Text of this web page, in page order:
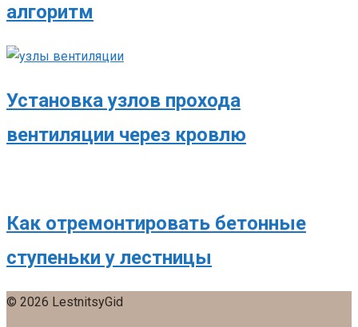
алгоритм
Установка узлов прохода
вентиляции через кровлю
Как отремонтировать бетонные
ступеньки у лестницы
© 2026 LestnitsyGid